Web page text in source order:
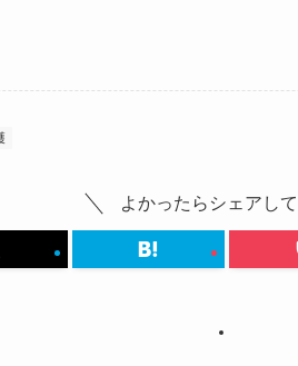
よかったらシェアして